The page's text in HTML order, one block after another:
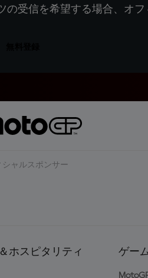
受信を希望する場合、オ
シャルスポンサー
ホスピタリティ ゲー